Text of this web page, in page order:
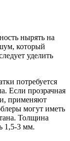
нырять на
который
уделить
потребуется
Если прозрачная
применяют
могут иметь
Толщина
1,5-3 мм.